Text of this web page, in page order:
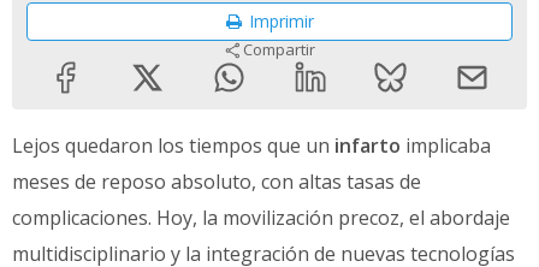
Imprimir
Compartir
Lejos quedaron los tiempos que un infarto implicaba
meses de reposo absoluto, con altas tasas de
complicaciones. Hoy, la movilización precoz, el abordaje
multidisciplinario y la integración de nuevas tecnologías